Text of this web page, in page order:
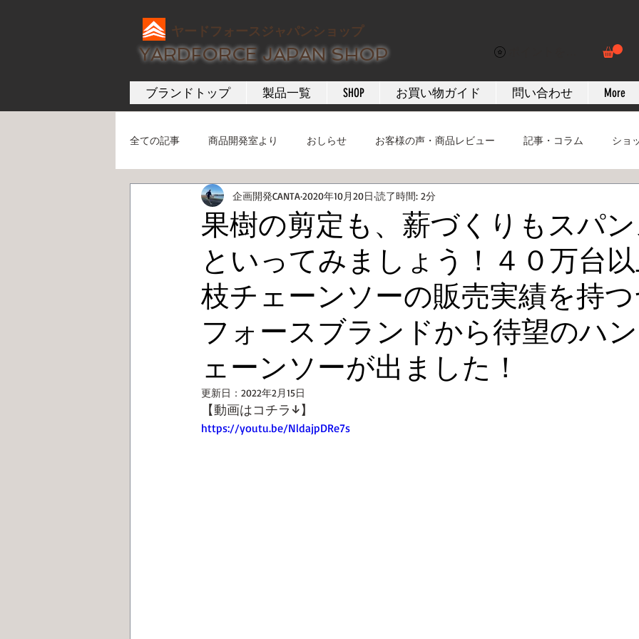
ヤードフォースジャパンショップ
YARDFORCE JAPAN SHOP
ブランドトップ 製品一覧 SHOP お買い物ガイド 問い合わせ More
全ての記事 商品開発室より おしらせ お客様の声・商品レビュー 記事・コラム ショ
果樹の剪定も、薪づくりもスパ
といってみましょう！４０万台
枝チェーンソーの販売実績を持
フォースブランドから待望のハ
ェーンソーが出ました！
企画開発CANTA2020年10月20日 読了時間: 2分
更新日： 2022年2月15日
【動画はコチラ↓】
https://youtu.be/NldajpDRe7s